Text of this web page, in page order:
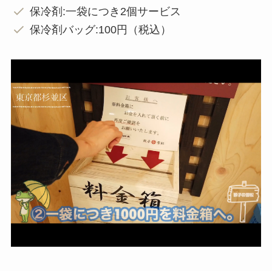
保冷剤:一袋につき2個サービス
保冷剤バッグ:100円（税込）